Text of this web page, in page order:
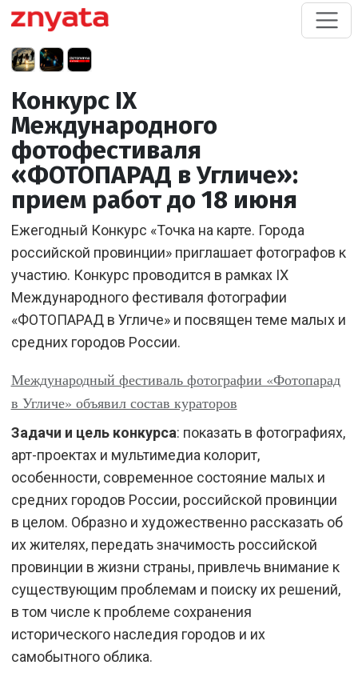
Конкурс IX
Международного
фотофестиваля
«ФОТОПАРАД в Угличе»:
прием работ до 18 июня
Ежегодный Конкурс «Точка на карте. Города
российской провинции» приглашает фотографов к
участию. Конкурс проводится в рамках IX
Международного фестиваля фотографии
«ФОТОПАРАД в Угличе» и посвящен теме малых и
средних городов России.
Международный фестиваль фотографии «Фотопарад
в Угличе» объявил состав кураторов
Задачи и цель конкурса: показать в фотографиях,
арт-проектах и мультимедиа колорит,
особенности, современное состояние малых и
средних городов России, российской провинции
в целом. Образно и художественно рассказать об
их жителях, передать значимость российской
провинции в жизни страны, привлечь внимание к
существующим проблемам и поиску их решений,
в том числе к проблеме сохранения
исторического наследия городов и их
самобытного облика.